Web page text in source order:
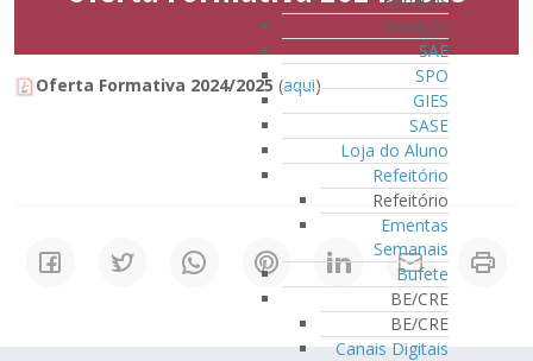
Serviços
SAE
SPO
GIES
SASE
Loja do Aluno
Refeitório
Refeitório
Ementas
Semanais
Bufete
BE/CRE
BE/CRE
Canais Digitais
Oferta Formativa 2024/2025 (aqui)